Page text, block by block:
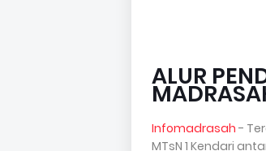
ALUR
Infomadrasah -
MTsN 1 Kendari